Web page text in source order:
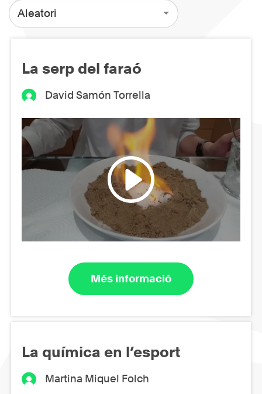
Aleatori
La serp del faraó
David Samón Torrella
Més informació
La química en l’esport
Martina Miquel Folch